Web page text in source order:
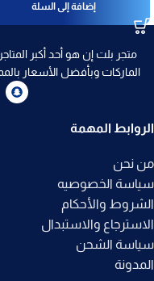
إضافة إلى السلة
متجر بلت إن هو أحد أكبر
الماركات وبأفضل الأسعار
الروابط المهمة
من نحن
سياسة الخصوصيه
الشروط والأحكام
الاسترجاع والاستبدال
سياسة الشحن
المدونة